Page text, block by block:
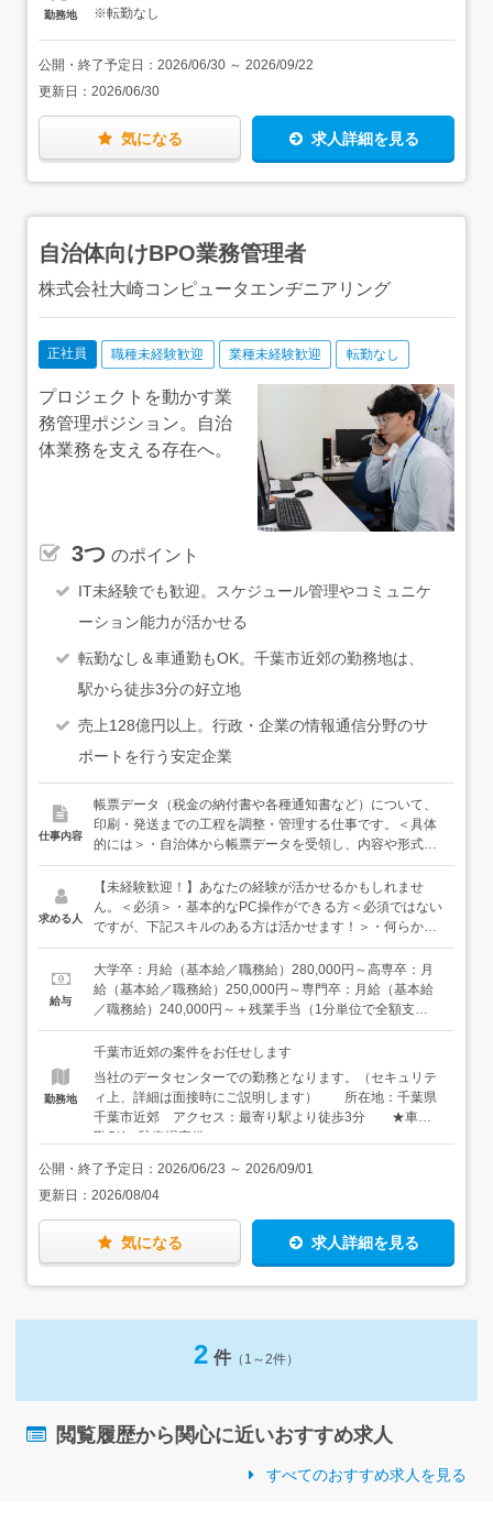
求人下部にて、より詳しいサービス紹介や導入事例のリン
クがあります
勤務地 ※転勤なし
公開・終了予定日： 2026/06/30 ～ 2026/09/22
更新日： 2026/06/30
気になる 求人詳細を見る
自治体向けBPO業務管理者
株式会社大崎コンピュータエンヂニアリング
正社員 職種未経験歓迎 業種未経験歓迎 転勤なし
プロジェクトを動かす業
務管理ポジション。自治
体業務を支える存在へ。
3つ のポイント
IT未経験でも歓迎。スケジュール管理やコミュニケ
ーション能力が活かせる
転勤なし＆車通勤もOK。千葉市近郊の勤務地は、
駅から徒歩3分の好立地
売上128億円以上。行政・企業の情報通信分野のサ
ポートを行う安定企業
仕事内容
帳票データ（税金の納付書や各種通知書など）について、
印刷・発送までの工程を調整・管理する仕事です。＜具体
的には＞・自治体から帳票データを受領し、内容や形式を
確認・紙の種類、サイズ、封入方法、発送方法などの仕様
整理・印刷用データへの加工・編集（プログラミング）・
印刷会社へのデータ引き渡し・スケジュール・工程管理
（自治体・社内・委託会社との調整）・納品物の最終確認
ることからスタート。先輩社員のサポートのもと、データ
確認や仕様整理、進行管理の補助業務を担当します。慣れ
てきたら、データのプログラミングに携わることも可能で
求める人
【未経験歓迎！】あなたの経験が活かせるかもしれませ
ん。＜必須＞・基本的なPC操作ができる方＜必須ではない
ですが、下記スキルのある方は活かせます！＞・何らかの
管理・調整業務経験（業界・職種不問）・VBA、Excelマク
ロが使える方・何らかの開発言語がわかる方＜こんな方に
向いています＞・物事を論理的に考えられる方・コミュニ
ケーションを取る仕事がしたい方・これからIT業界に挑戦
給与
大学卒：月給（基本給／職務給）280,000円～高専卒：月
給（基本給／職務給）250,000円～専門卒：月給（基本給
／職務給）240,000円～＋残業手当（1分単位で全額支
給）、通勤手当（全額）、養育手当（子1人15,000円）、
年末年始手当、資格手当など※最下限値は、新卒の場合の
スタート給与です。経験・年齢を考慮の上、当社規定によ
り優遇します。
勤務地
千葉市近郊の案件をお任せします
当社のデータセンターでの勤務となります。（セキュリテ
ィ上、詳細は面接時にご説明します） 所在地：千葉県
千葉市近郊 アクセス：最寄り駅より徒歩3分 ★車通
勤OK（駐車場完備）
公開・終了予定日： 2026/06/23 ～ 2026/09/01
更新日： 2026/08/04
気になる 求人詳細を見る
2 件 （1～2件）
閲覧履歴から関心に近いおすすめ求人
すべてのおすすめ求人を見る